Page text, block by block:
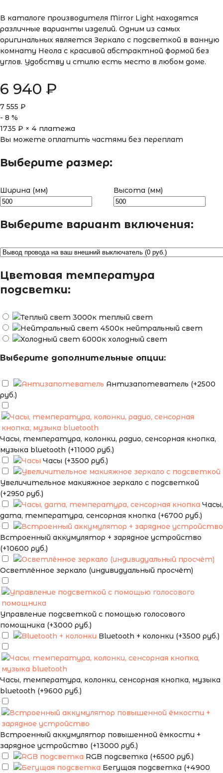
В каталоге производителя Mirror Light находятся
различные варианты изделий. Одним из самых
оригинальных является Зеркало с подсветкой в ванную
комнату Неола с красивой абстрактной формой без
углов. Удобству и стилю есть место в любом доме.
6 940 ₽
7 555 ₽
- 8 %
1735 ₽ × 4 платежа
Вы можете оплатить частями без переплат
Выберите размер:
Ширина (мм) Высота (мм)
Выберите вариант включения:
Цветовая температура
подсветки:
теплый свет
нейтральный свет
холодный свет
Выберите дополнительные опции:
Антизапотеватель (+2500
руб.)
Часы, температура, колонки, радио, сенсорная кнопка,
музыка bluetooth (+11000 руб.)
Часы (+3500 руб.)
Увеличительное макияжное зеркало с подсветкой
(+2950 руб.)
Часы,
дата, температура, сенсорная кнопка (+6700 руб.)
Встроенный аккумулятор + зарядное устройство
(+10600 руб.)
Осветлённое зеркало (индивидуальный просчёт)
Управление подсветкой с помощью голосового
помощника (+3000 руб.)
Bluetooth + колонки (+3500 руб.)
Часы, температура, колонки, сенсорная кнопка, музыка
bluetooth (+9600 руб.)
Встроенный аккумулятор повышенной ёмкости +
зарядное устройство (+13000 руб.)
RGB подсветка (+6500 руб.)
Бегущая подсветка (+4900